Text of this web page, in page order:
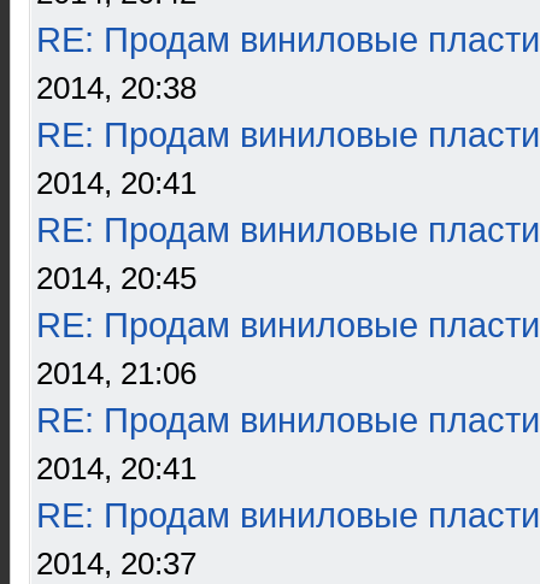
RE: Продам виниловые
2014, 20:38
RE: Продам виниловые
2014, 20:41
RE: Продам виниловые
2014, 20:45
RE: Продам виниловые
2014, 21:06
RE: Продам виниловые
2014, 20:41
RE: Продам виниловые
2014, 20:37